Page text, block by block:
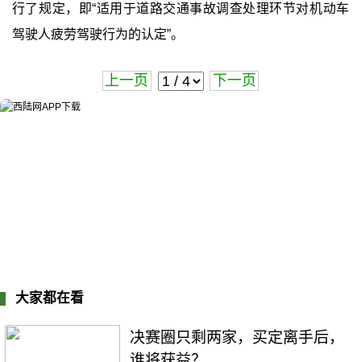
行了规定，即“适用于道路交通事故调查处理环节对机动车
驾驶人疲劳驾驶行为的认定”。
上一页 下一页
大家都在看
决赛圈只剩两家，买定离手后，